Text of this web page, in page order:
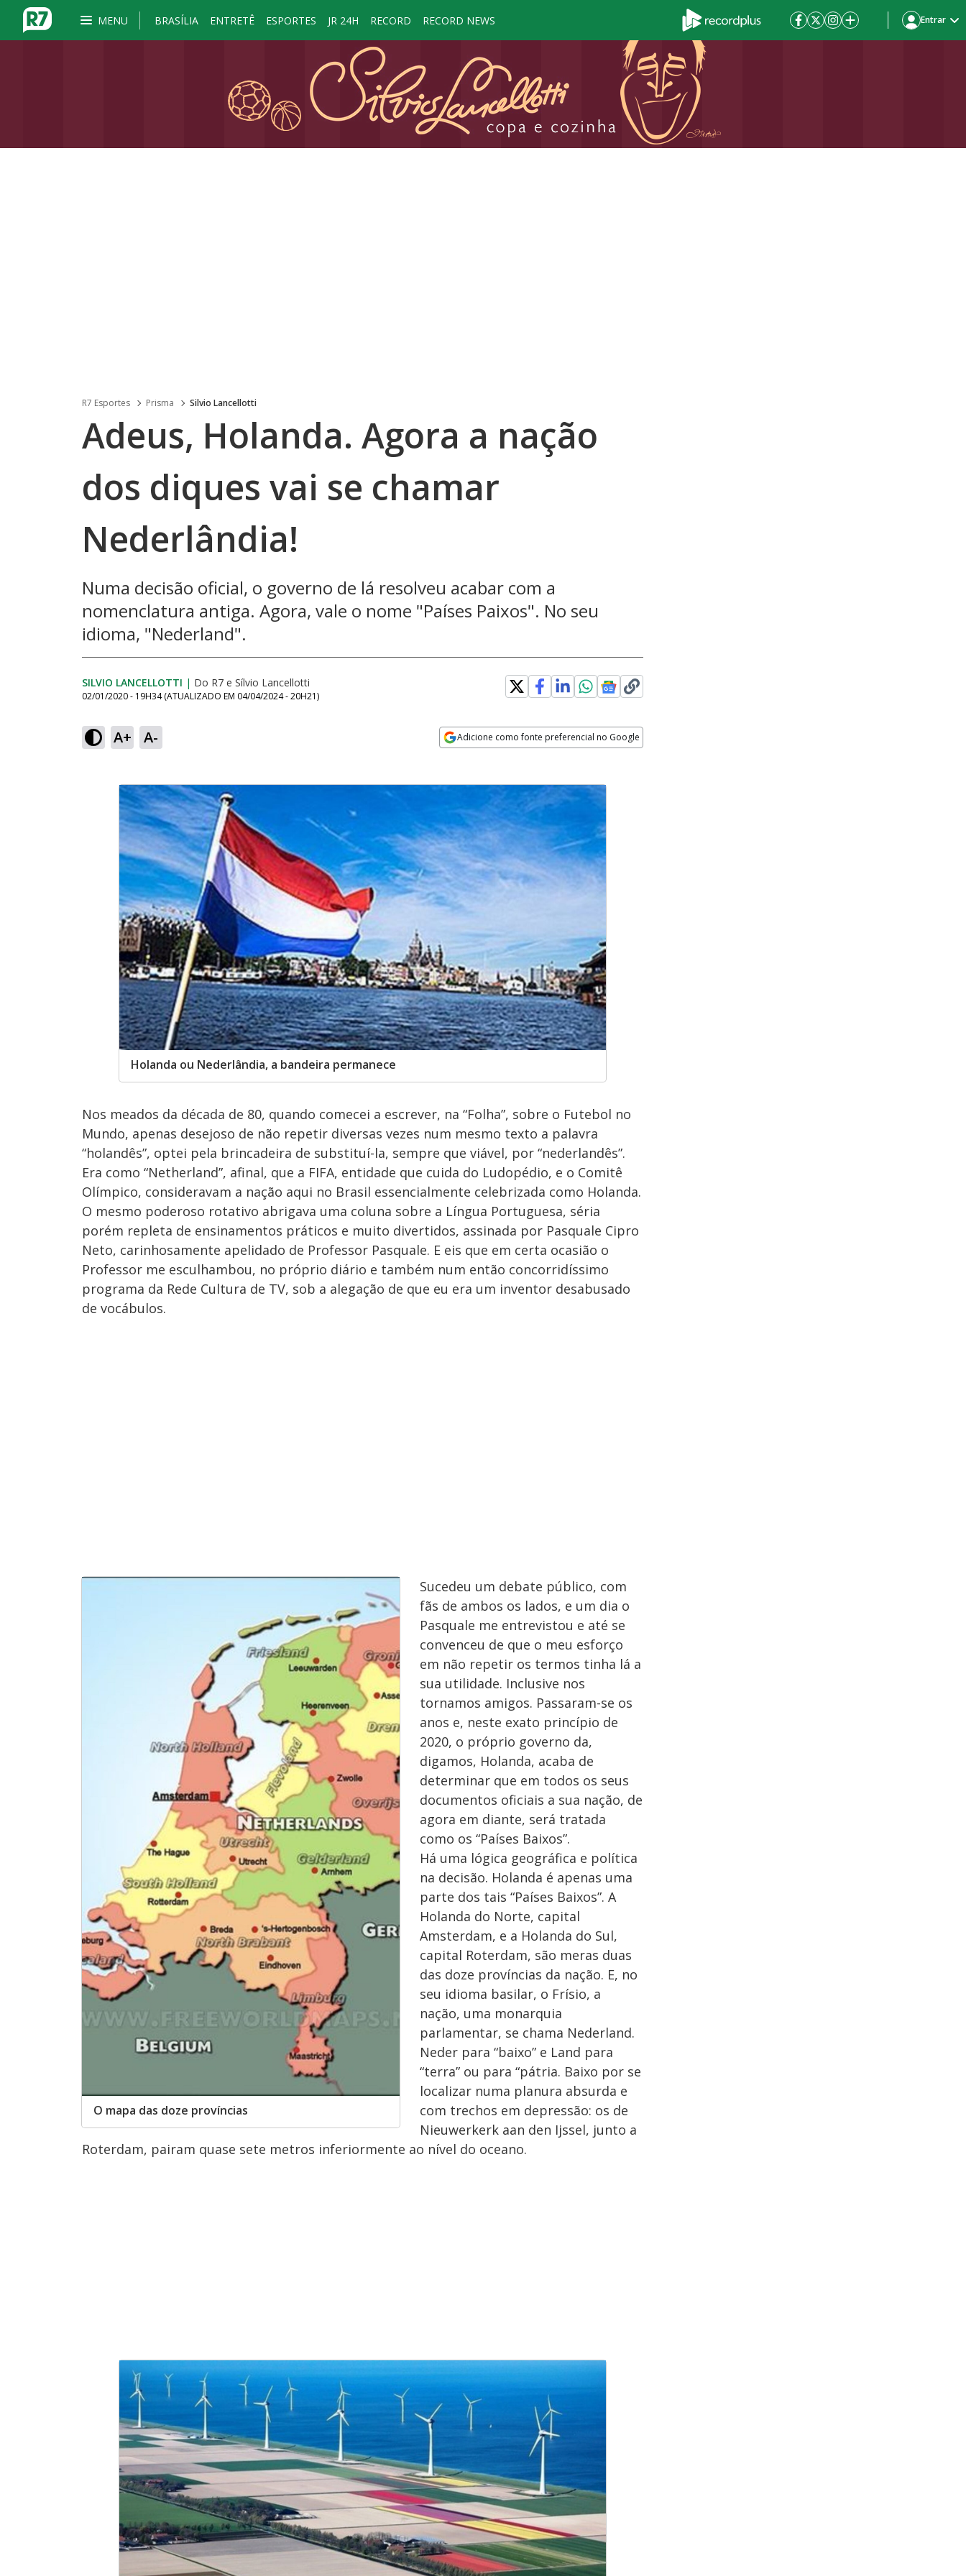
MENU BRASÍLIA ENTRETÊ ESPORTES JR 24H RECORD RECORD NEWS Entrar
R7 Esportes Prisma Silvio Lancellotti
Adeus, Holanda. Agora a nação
dos diques vai se chamar
Nederlândia!
Numa decisão oficial, o governo de lá resolveu acabar com a
nomenclatura antiga. Agora, vale o nome "Países Paixos". No seu
idioma, "Nederland".
SILVIO LANCELLOTTI | Do R7 e Sílvio Lancellotti
02/01/2020 - 19H34 (ATUALIZADO EM 04/04/2024 - 20H21)
A+ A- Adicione como fonte preferencial no Google
Holanda ou Nederlândia, a bandeira permanece
Nos meados da década de 80, quando comecei a escrever, na “Folha”, sobre o Futebol no
Mundo, apenas desejoso de não repetir diversas vezes num mesmo texto a palavra
“holandês”, optei pela brincadeira de substituí-la, sempre que viável, por “nederlandês”.
Era como “Netherland”, afinal, que a FIFA, entidade que cuida do Ludopédio, e o Comitê
Olímpico, consideravam a nação aqui no Brasil essencialmente celebrizada como Holanda.
O mesmo poderoso rotativo abrigava uma coluna sobre a Língua Portuguesa, séria
porém repleta de ensinamentos práticos e muito divertidos, assinada por Pasquale Cipro
Neto, carinhosamente apelidado de Professor Pasquale. E eis que em certa ocasião o
Professor me esculhambou, no próprio diário e também num então concorridíssimo
programa da Rede Cultura de TV, sob a alegação de que eu era um inventor desabusado
de vocábulos.
O mapa das doze províncias
Sucedeu um debate público, com
fãs de ambos os lados, e um dia o
Pasquale me entrevistou e até se
convenceu de que o meu esforço
em não repetir os termos tinha lá a
sua utilidade. Inclusive nos
tornamos amigos. Passaram-se os
anos e, neste exato princípio de
2020, o próprio governo da,
digamos, Holanda, acaba de
determinar que em todos os seus
documentos oficiais a sua nação, de
agora em diante, será tratada
como os “Países Baixos”.
Há uma lógica geográfica e política
na decisão. Holanda é apenas uma
parte dos tais “Países Baixos”. A
Holanda do Norte, capital
Amsterdam, e a Holanda do Sul,
capital Roterdam, são meras duas
das doze províncias da nação. E, no
seu idioma basilar, o Frísio, a
nação, uma monarquia
parlamentar, se chama Nederland.
Neder para “baixo” e Land para
“terra” ou para “pátria. Baixo por se
localizar numa planura absurda e
com trechos em depressão: os de
Nieuwerkerk aan den Ijssel, junto a
Roterdam, pairam quase sete metros inferiormente ao nível do oceano.